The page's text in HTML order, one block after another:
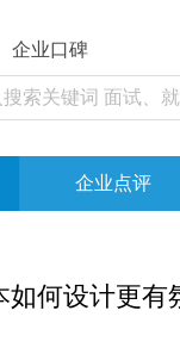
企业口碑
企业点评
如何设计更有